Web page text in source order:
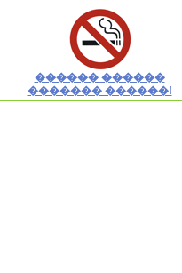
������ ������
������� ������!